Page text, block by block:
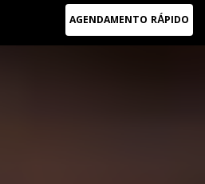
AGENDAMENTO RÁPIDO